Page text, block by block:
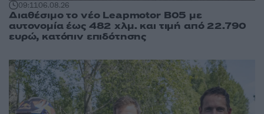
09:1106.08.26
Διαθέσιμο το νέο Leapmotor B05 με
αυτονομία έως 482 χλμ. και τιμή από 22.790
ευρώ, κατόπιν επιδότησης